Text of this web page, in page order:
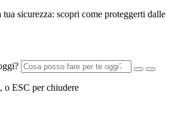
sicurezza: scopri come proteggerti dalle
o ESC per chiudere